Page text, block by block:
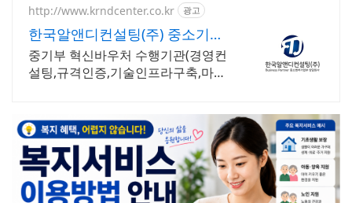
http://www.krndcenter.co.kr 광고
한국알앤디컨설팅(주) 중소기업
상담회사
중기부 혁신바우처 수행기관(경영컨
설팅,규격인증,기술인프라구축,마케